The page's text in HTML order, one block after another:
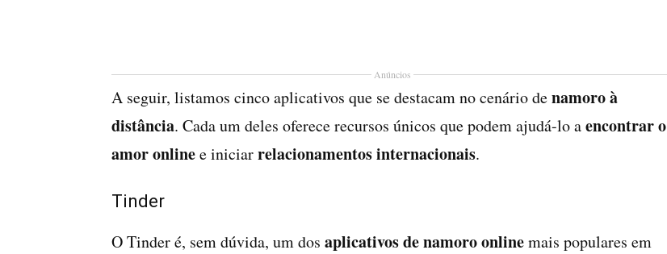
Anúncios
A seguir, listamos cinco aplicativos que se destacam no cenário denamoro à
distância. Cada um deles oferece recursos únicos que podem ajudá-lo aencontrar o
amor onlinee iniciarrelacionamentos internacionais.
Tinder
O Tinder é, sem dúvida, um dos aplicativos de namoro onlinemais populares em